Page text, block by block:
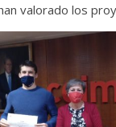
valorado los